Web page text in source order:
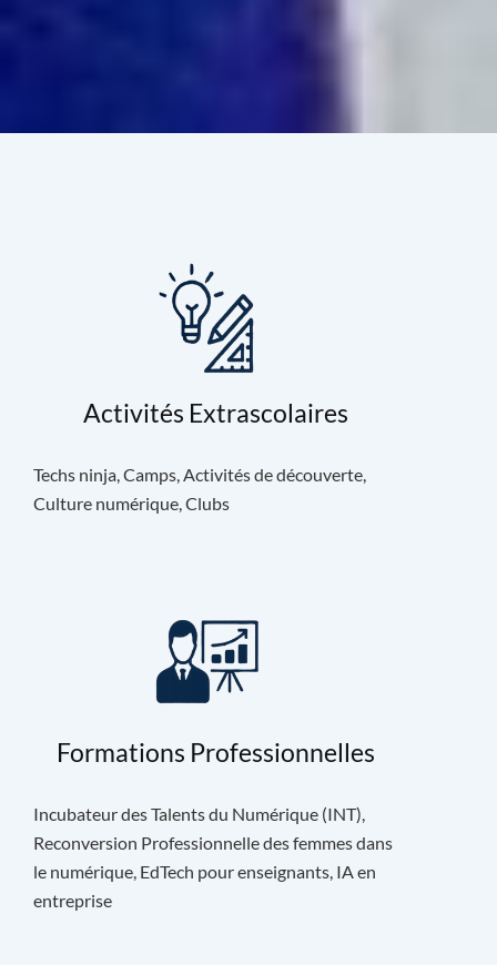
Activités Extrascolaires
Techs ninja, Camps, Activités de découverte,
Culture numérique, Clubs
Formations Professionnelles
Incubateur des Talents du Numérique (INT),
Reconversion Professionnelle des femmes dans
le numérique, EdTech pour enseignants, IA en
entreprise